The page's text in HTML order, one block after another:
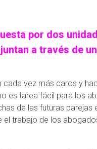
por dos
a través de
vez más caros y
es tarea fácil para los
de las futuras
trabajo de los